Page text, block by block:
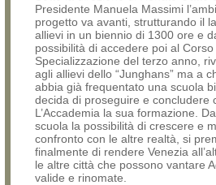
Presidente Manuela Massimi
progetto va avanti, strutturando il
allievi in un biennio di 1300 ore e
possibilità di accedere poi al Corso
Specializzazione del terzo anno,
agli allievi dello “Junghans” ma a
abbia già frequentato una scuola
decida di proseguire e concludere
L’Accademia la sua formazione.
scuola la possibilità di crescere e
confronto con le altre realtà, si
finalmente di rendere Venezia
le altre città che possono vantare
valide e rinomate.